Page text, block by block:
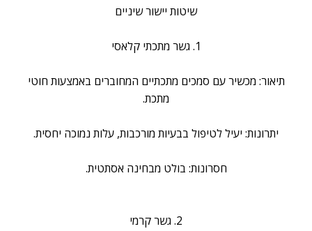
שיטות יישור שיניים
1. גשר מתכתי קלאסי
תיאור: מכשיר עם סמכים מתכתיים המחוברים באמצעות חוטי
מתכת.
יתרונות: יעיל לטיפול בבעיות מורכבות, עלות נמוכה יחסית.
חסרונות: בולט מבחינה אסתטית.
2. גשר קרמי